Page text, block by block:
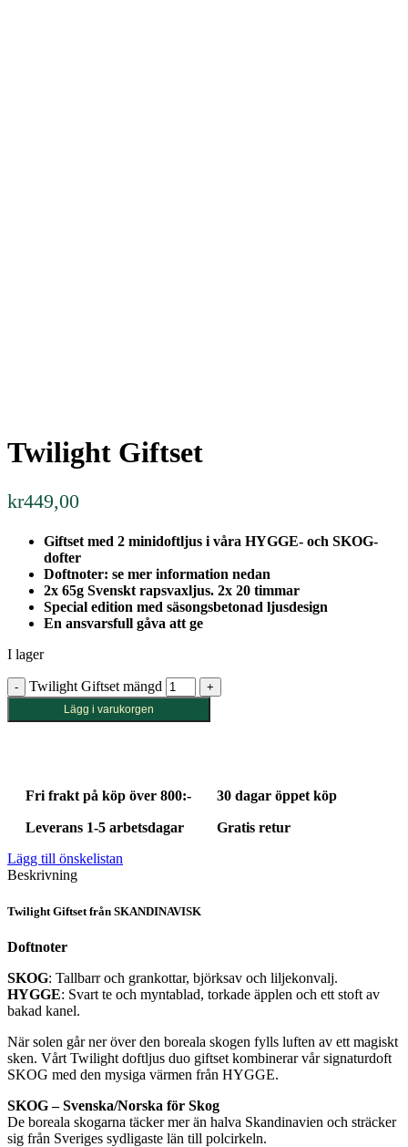
Twilight Giftset
kr449,00
Giftset med 2 minidoftljus i våra HYGGE- och SKOG-
dofter
Doftnoter: se mer information nedan
2x 65g Svenskt rapsvaxljus. 2x 20 timmar
Special edition med säsongsbetonad ljusdesign
En ansvarsfull gåva att ge
I lager
Twilight Giftset mängd
Lägg i varukorgen
Fri frakt på köp över 800:- 30 dagar öppet köp
Leverans 1-5 arbetsdagar
Gratis retur
Lägg till önskelistan
Beskrivning
Twilight Giftset från SKANDINAVISK
Doftnoter
SKOG: Tallbarr och grankottar, björksav och liljekonvalj.
HYGGE: Svart te och myntablad, torkade äpplen och ett stoft av
bakad kanel.
När solen går ner över den boreala skogen fylls luften av ett magiskt
sken. Vårt Twilight doftljus duo giftset kombinerar vår signaturdoft
SKOG med den mysiga värmen från HYGGE.
SKOG – Svenska/Norska för Skog
De boreala skogarna täcker mer än halva Skandinavien och sträcker
sig från Sveriges sydligaste län till polcirkeln.